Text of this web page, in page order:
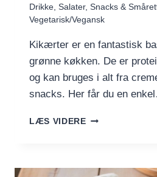
Drikke, Salater, Snacks &
Vegetarisk/Vegansk
Kikærter er en fantastisk
grønne køkken. De er
og kan bruges i alt fra
snacks. Her får du en
LÆS VIDERESÅDAN
–